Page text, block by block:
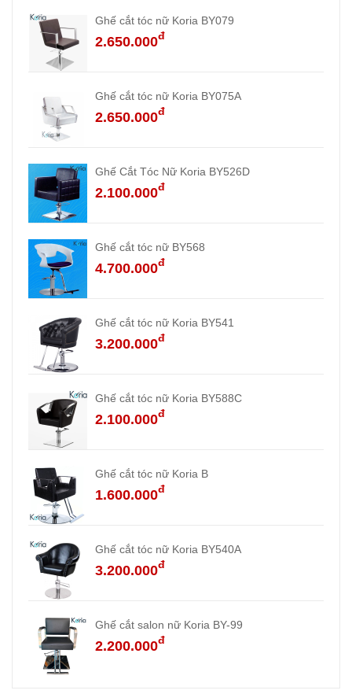
Ghế cắt tóc nữ Koria BY079
2.650.000đ
Ghế cắt tóc nữ Koria BY075A
2.650.000đ
Ghế Cắt Tóc Nữ Koria BY526D
2.100.000đ
Ghế cắt tóc nữ BY568
4.700.000đ
Ghế cắt tóc nữ Koria BY541
3.200.000đ
Ghế cắt tóc nữ Koria BY588C
2.100.000đ
Ghế cắt tóc nữ Koria B
1.600.000đ
Ghế cắt tóc nữ Koria BY540A
3.200.000đ
Ghế cắt salon nữ Koria BY-99
2.200.000đ